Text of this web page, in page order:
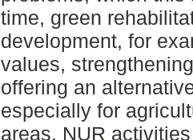
time, green
development, for
values,
offering an
especially for
areas. NUR